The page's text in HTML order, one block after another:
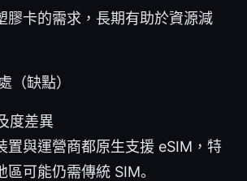
膠卡的需求，長期有助於資源減
（缺點）
度差異
置與運營商都原生支援 eSIM，特
區可能仍需傳統 SIM。